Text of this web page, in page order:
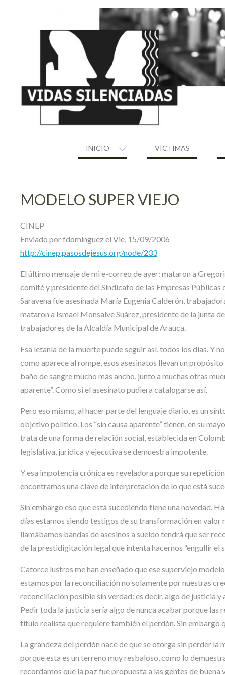
INICIO VÍCTIMAS
MODELO SUPER VIEJO
CINEP
Enviado por fdominguez el Vie, 15/09/2006
http://cinep.pasosdejesus.org/node/233
El último mensaje de mi e-correo de ayer: mataron a
comité y presidente del Sindicato de las Empresas
Saravena fue asesinada María Eugenia Calderón,
mataron a Ismael Monsalve Suárez, presidente de la junta
trabajadores de la Alcaldía Municipal de Arauca.
Esa letanía de la muerte puede seguir así, todos los días. Y
como aparece al rompe, esos asesinatos llevan un
baño de sangre mucho más ancho, junto a muchas otras
aparente”. Como si el asesinato pudiera catalogarse así.
Pero eso mismo, al hacer parte del lenguaje diario, es un
objetivo político. Los “sin causa aparente” tienen, en su
trata de una forma de relación social, establecida en
legislativa, jurídica y ejecutiva se demuestra impotente.
Y esa impotencia crónica es reveladora porque su
encontramos una clave de interpretación de lo que está
Sin embargo eso que está sucediendo tiene una novedad.
días estamos siendo testigos de su transformación en
llamábamos bandas de asesinos a sueldo tendrá que ser
de la prestidigitación legal que intenta hacernos “engullir el
Catorce lustros me han enseñado que ese superviejo
estamos por la reconciliación no solamente por nuestras
reconciliación posible sin verdad: es decir, algo de justicia y
Pedir toda la justicia sería algo de nunca acabar porque las
título realista que requiere también el perdón. Sin embargo
La grandeza del perdón nace de que se otorga sin perder
porque esta es un terreno muy resbaloso, como lo
recordamos que la paz fue propuesta a las gentes de buena